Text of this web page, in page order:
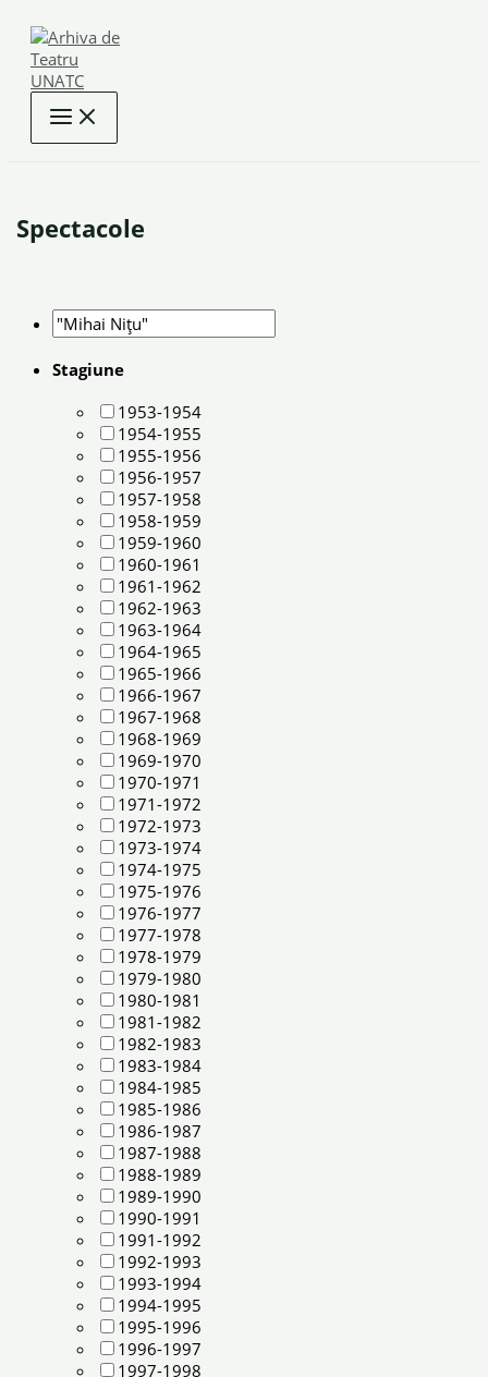
content
Spectacole
Stagiune
1953-1954
1954-1955
1955-1956
1956-1957
1957-1958
1958-1959
1959-1960
1960-1961
1961-1962
1962-1963
1963-1964
1964-1965
1965-1966
1966-1967
1967-1968
1968-1969
1969-1970
1970-1971
1971-1972
1972-1973
1973-1974
1974-1975
1975-1976
1976-1977
1977-1978
1978-1979
1979-1980
1980-1981
1981-1982
1982-1983
1983-1984
1984-1985
1985-1986
1986-1987
1987-1988
1988-1989
1989-1990
1990-1991
1991-1992
1992-1993
1993-1994
1994-1995
1995-1996
1996-1997
1997-1998